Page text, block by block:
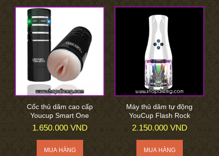
Cốc thủ dâm cao cấp
Youcup Smart One
1.650.000 VND
Máy thủ dâm tự động
YouCup Flash Rock
2.150.000 VND